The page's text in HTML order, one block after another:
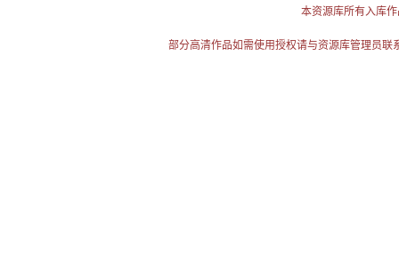
本资源库所有入库
部分高清作品如需使用授权请与资源库管理员联